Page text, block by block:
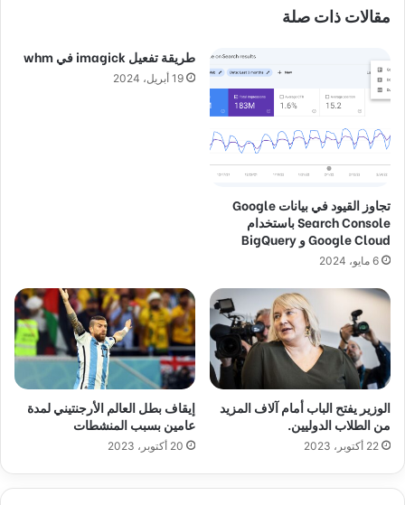
مقالات ذات صلة
تجاوز القيود في بيانات Google
Search Console باستخدام
Google Cloud و BigQuery
6 مايو، 2024
طريقة تفعيل imagick في whm
19 أبريل، 2024
الوزير يفتح الباب أمام آلاف المزيد
من الطلاب الدوليين.
22 أكتوبر، 2023
إيقاف بطل العالم الأرجنتيني لمدة
عامين بسبب المنشطات
20 أكتوبر، 2023